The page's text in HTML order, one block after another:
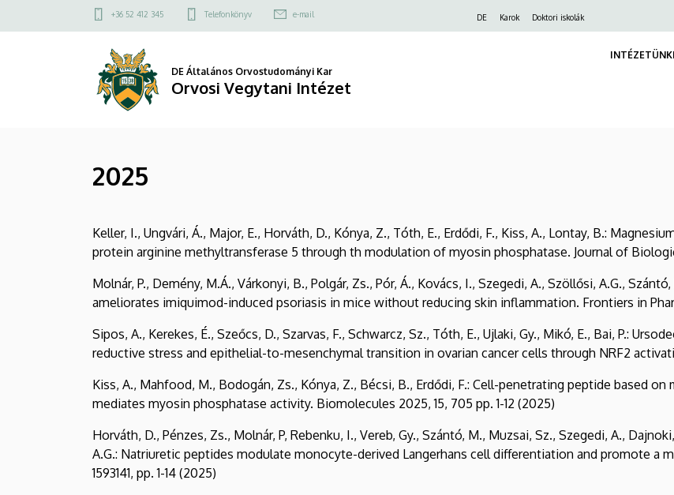
Vegytani
a
Felső
menü
+36 52 412 345 Telefonkönyv e-mail DE Karok Doktori iskolák
DE Általános Orvostudományi Kar
Orvosi Vegytani Intézet
2025
Keller, I., Ungvári, Á., Major, E., Horváth, D., Kónya, Z., Tóth, E., Erdődi, F., Kiss, A., Lontay, B.:
protein arginine methyltransferase 5 through th modulation of myosin phosphatase. Journal of
Molnár, P., Demény, M.Á., Várkonyi, B., Polgár, Zs., Pór, Á., Kovács, I., Szegedi, A., Szöllősi, A.G.,
ameliorates imiquimod-induced psoriasis in mice without reducing skin inflammation. Frontiers in
Sipos, A., Kerekes, É., Szeőcs, D., Szarvas, F., Schwarcz, Sz., Tóth, E., Ujlaki, Gy., Mikó, E., Bai, P.:
reductive stress and epithelial-to-mesenchymal transition in ovarian cancer cells through NRF2
Kiss, A., Mahfood, M., Bodogán, Zs., Kónya, Z., Bécsi, B., Erdődi, F.: Cell-penetrating peptide based
mediates myosin phosphatase activity. Biomolecules 2025, 15, 705 pp. 1-12 (2025)
Horváth, D., Pénzes, Zs., Molnár, P, Rebenku, I., Vereb, Gy., Szántó, M., Muzsai, Sz., Szegedi, A.,
A.G.: Natriuretic peptides modulate monocyte-derived Langerhans cell differentiation and promote a
1593141, pp. 1-14 (2025)